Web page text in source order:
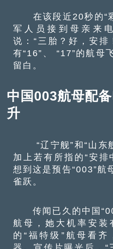
在该段近20秒的“
军人员接到母亲来
说：“三胎？好，安排
有“16”、 “17”的航母
留白。
中国003航母配
升
“辽宁舰”和“山东舰
加上若有所指的“安排
想到这是预告“003”航
雀跃。
传闻已久的中国
航母，她大机率安装
的“福特级”航母看